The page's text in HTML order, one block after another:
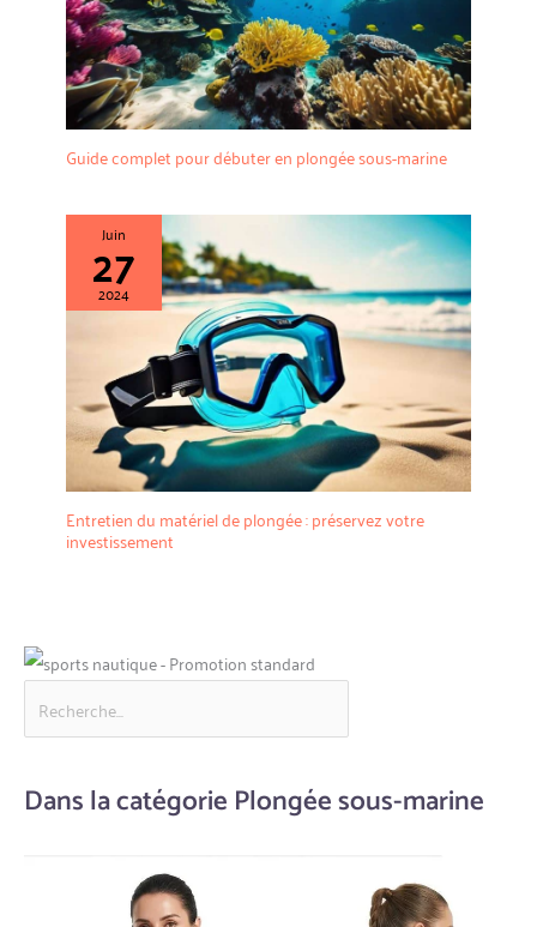
Guide complet pour débuter en plongée sous-marine
Juin
27
2024
Entretien du matériel de plongée : préservez votre
investissement
Dans la catégorie Plongée sous-marine